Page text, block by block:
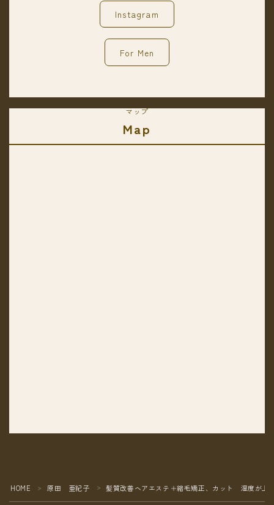
Instagram
For Men
マップ
Map
HOME ＞ 原田 亜紀子 ＞ 髪質改善ヘアエステ＋縮毛矯正、カット 湿度が上